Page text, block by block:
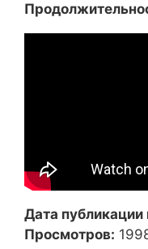
Дата публикации
Просмотров: